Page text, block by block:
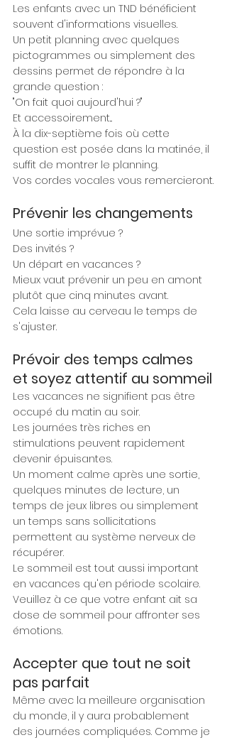
Les enfants avec un TND bénéficient
souvent d'informations visuelles.
Un petit planning avec quelques
pictogrammes ou simplement des
dessins permet de répondre à la
grande question :
"On fait quoi aujourd'hui ?"
Et accessoirement...
À la dix-septième fois où cette
question est posée dans la matinée, il
suffit de montrer le planning.
Vos cordes vocales vous remercieront.
Prévenir les changements
Une sortie imprévue ?
Des invités ?
Un départ en vacances ?
Mieux vaut prévenir un peu en amont
plutôt que cinq minutes avant.
Cela laisse au cerveau le temps de
s'ajuster.
Prévoir des temps calmes
et soyez attentif au sommeil
Les vacances ne signifient pas être
occupé du matin au soir.
Les journées très riches en
stimulations peuvent rapidement
devenir épuisantes.
Un moment calme après une sortie,
quelques minutes de lecture, un
temps de jeux libres ou simplement
un temps sans sollicitations
permettent au système nerveux de
récupérer.
Le sommeil est tout aussi important
en vacances qu'en période scolaire.
Veuillez à ce que votre enfant ait sa
dose de sommeil pour affronter ses
émotions.
Accepter que tout ne soit
pas parfait
Même avec la meilleure organisation
du monde, il y aura probablement
des journées compliquées. Comme je